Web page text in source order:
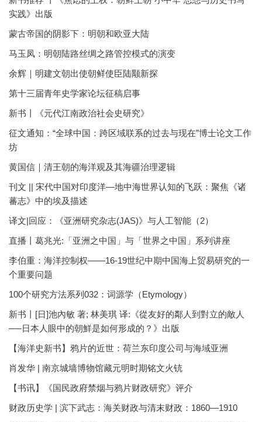
实践》出版
蒙古帝国的阴影下：明朝和欧亚大陆
马玉凤：明朝陆路丝绸之路管控模式的演变
余辉｜明建文朝出使朝鲜使臣陆颙新探
第十三届青年史学家论坛征稿启事
新书丨《元代江南政治社会史研究》
征文通知：“全球中国：跨区域联系的过去与现在”博士论文工作
坊
黄国信｜清王朝的海洋观及其海疆治理逻辑
刊文 || 宋代中国对印度洋—地中海世界认知的飞跃：聚焦《诸
蕃志》中的埃及描述
译文|回应：《亚洲研究杂志(JAS)》与人工智能（2）
直播丨葛兆光:「亚洲之中国」与「世界之中国」系列讲座
李伯重：海洋控制权——16-19世纪中期中国海上贸易研究的一
个重要问题
100个研究方法系列032：词源学（Etymology）
新书丨[日]池內敏 著; 林美琪 译:《從友好的鄰人到對立的敵人
──日本人眼中的朝鮮是如何形成的？》出版
【海洋史新书】鸦片的近世：荷兰东印度公司与海域亚洲
肖发华 | 南京城墙博物馆藏元明时期铭文火铳
【书讯】《国民政府禁烟与鸦片财政研究》评介
财政历史学 | 滨下武志：海关财政与清末财政：1860—1910